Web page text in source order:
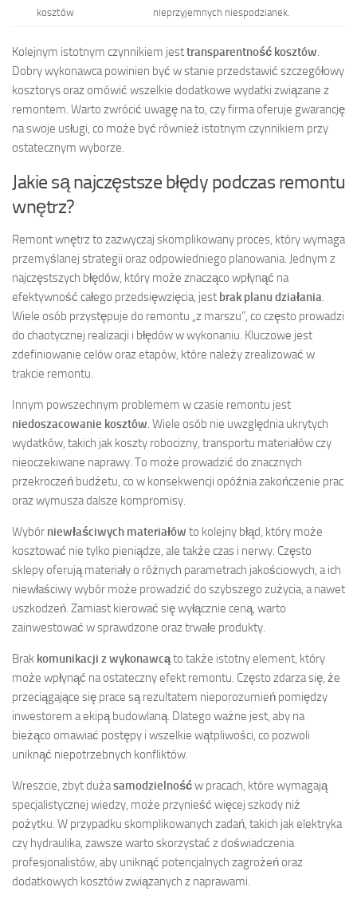
kosztów
nieprzyjemnych niespodzianek.
Kolejnym istotnym czynnikiem jesttransparentność kosztów.
Dobry wykonawca powinien być w stanie przedstawić szczegółowy
kosztorys oraz omówić wszelkie dodatkowe wydatki związane z
remontem. Warto zwrócić uwagę na to, czy firma oferuje gwarancję
na swoje usługi, co może być również istotnym czynnikiem przy
ostatecznym wyborze.
Jakie są najczęstsze błędy podczas remontu
wnętrz?
Remont wnętrz to zazwyczaj skomplikowany proces, który wymaga
przemyślanej strategii oraz odpowiedniego planowania. Jednym z
najczęstszych błędów, który może znacząco wpłynąć na
efektywność całego przedsięwzięcia, jest brak planu działania.
Wiele osób przystępuje do remontu „z marszu”, co często prowadzi
do chaotycznej realizacji i błędów w wykonaniu. Kluczowe jest
zdefiniowanie celów oraz etapów, które należy zrealizować w
trakcie remontu.
Innym powszechnym problemem w czasie remontu jest
niedoszacowanie kosztów. Wiele osób nie uwzględnia ukrytych
wydatków, takich jak koszty robocizny, transportu materiałów czy
nieoczekiwane naprawy. To może prowadzić do znacznych
przekroczeń budżetu, co w konsekwencji opóźnia zakończenie prac
oraz wymusza dalsze kompromisy.
Wybór niewłaściwych materiałów to kolejny błąd, który może
kosztować nie tylko pieniądze, ale także czas i nerwy. Często
sklepy oferują materiały o różnych parametrach jakościowych, a ich
niewłaściwy wybór może prowadzić do szybszego zużycia, a nawet
uszkodzeń. Zamiast kierować się wyłącznie ceną, warto
zainwestować w sprawdzone oraz trwałe produkty.
Brak komunikacji z wykonawcąto także istotny element, który
może wpłynąć na ostateczny efekt remontu. Często zdarza się, że
przeciągające się prace są rezultatem nieporozumień pomiędzy
inwestorem a ekipą budowlaną. Dlatego ważne jest, aby na
bieżąco omawiać postępy i wszelkie wątpliwości, co pozwoli
uniknąć niepotrzebnych konfliktów.
Wreszcie, zbyt dużasamodzielnośćw pracach, które wymagają
specjalistycznej wiedzy, może przynieść więcej szkody niż
pożytku. W przypadku skomplikowanych zadań, takich jak elektryka
czy hydraulika, zawsze warto skorzystać z doświadczenia
profesjonalistów, aby uniknąć potencjalnych zagrożeń oraz
dodatkowych kosztów związanych z naprawami.